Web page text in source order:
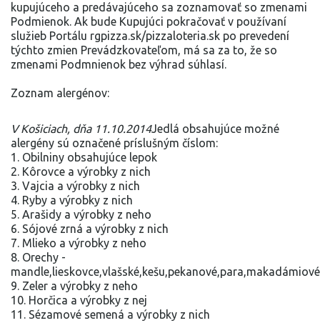
kupujúceho a predávajúceho sa zoznamovať so zmenami
Podmienok. Ak bude Kupujúci pokračovať v používaní
služieb Portálu rgpizza.sk/pizzaloteria.sk po prevedení
týchto zmien Prevádzkovateľom, má sa za to, že so
zmenami Podmnienok bez výhrad súhlasí.
Zoznam alergénov:
V Košiciach, dňa 11.10.2014Jedlá obsahujúce možné
alergény sú označené príslušným číslom:
1. Obilniny obsahujúce lepok
2. Kôrovce a výrobky z nich
3. Vajcia a výrobky z nich
4. Ryby a výrobky z nich
5. Arašidy a výrobky z neho
6. Sójové zrná a výrobky z nich
7. Mlieko a výrobky z neho
8. Orechy -
mandle,lieskovce,vlašské,kešu,pekanové,para,makadámiové
9. Zeler a výrobky z neho
10. Horčica a výrobky z nej
11. Sézamové semená a výrobky z nich